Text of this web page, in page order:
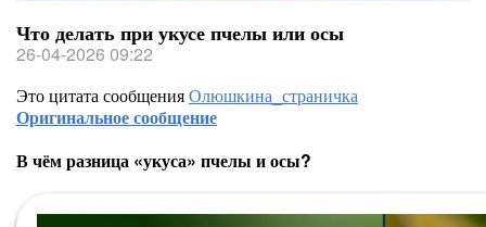
Что делать при укусе пчелы или осы
26-04-2026 09:22
Это цитата сообщенияОлюшкина_страничка
Оригинальное сообщение
В чём разница «укуса» пчелы и осы?